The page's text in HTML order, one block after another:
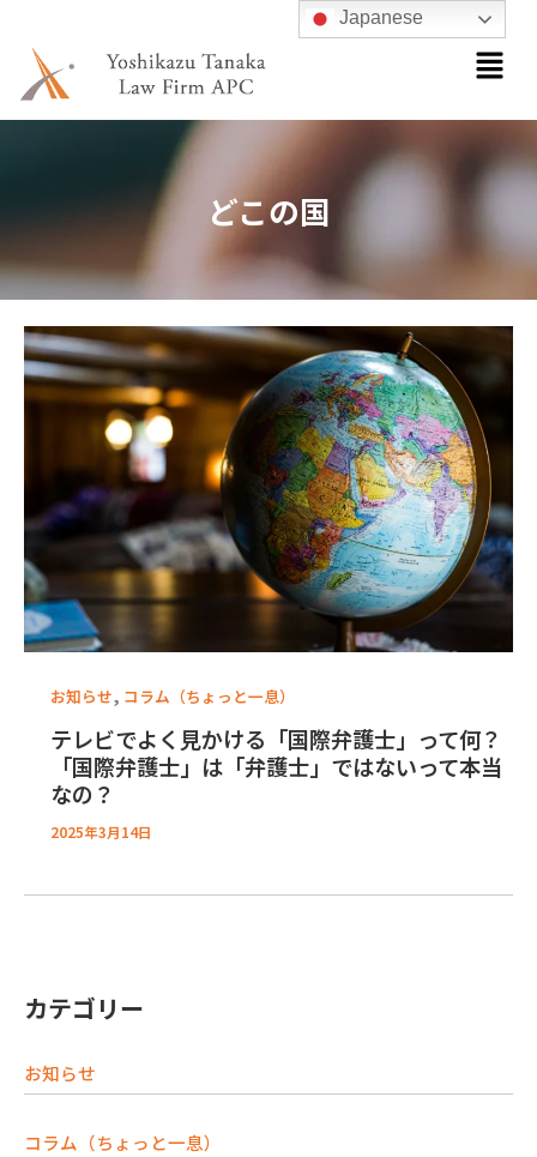
メ
ニ
ー
どこの国
お知らせ, コラム（ちょっと一息）
テレビでよく見かける「国際弁護士」って何？
「国際弁護士」は「弁護士」ではないって本当
なの？
2025年3月14日
カテゴリー
お知らせ
コラム（ちょっと一息）
Japanese